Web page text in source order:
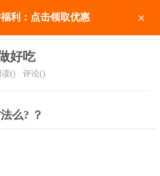
好吃
读() 评论()
么? ？
利：点击领取优惠 ×